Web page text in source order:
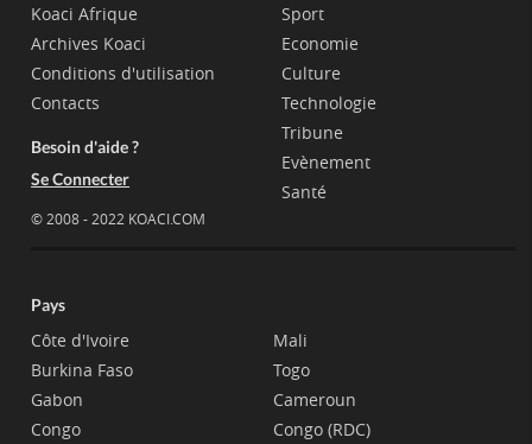
Koaci Afrique
Archives Koaci
Conditions d'utilisation
Contacts
Besoin d'aide ?
Se Connecter
© 2008 - 2022 KOACI.COM
Sport
Economie
Culture
Technologie
Tribune
Evènement
Santé
Pays
Côte d'Ivoire
Burkina Faso
Gabon
Congo
Mali
Togo
Cameroun
Congo (RDC)